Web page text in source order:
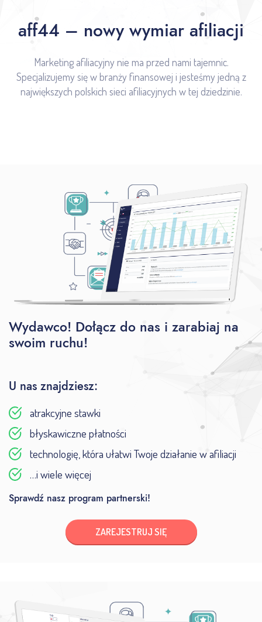
aff44 – nowy wymiar afiliacji
Marketing afiliacyjny nie ma przed nami tajemnic.
Specjalizujemy się w branży finansowej i jesteśmy jedną z
największych polskich sieci afiliacyjnych w tej dziedzinie.
Wydawco! Dołącz do nas i zarabiaj na
swoim ruchu!
U nas znajdziesz:
atrakcyjne stawki
błyskawiczne płatności
technologię, która ułatwi Twoje działanie w afiliacji
…i wiele więcej
Sprawdź nasz program partnerski!
ZAREJESTRUJ SIĘ